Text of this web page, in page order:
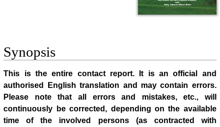
Synopsis
This is the entire contact report. It is an official and
authorised English translation and may contain errors.
Please note that all errors and mistakes, etc., will
continuously be corrected, depending on the available
time of the involved persons (as contracted with